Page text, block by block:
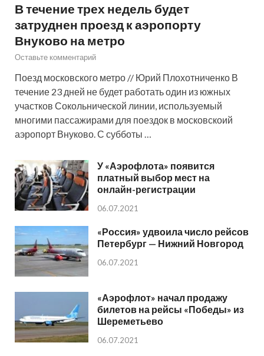
В течение трех недель будет
затруднен проезд к аэропорту
Внуково на метро
Оставьте комментарий
Поезд московского метро // Юрий Плохотниченко В
течение 23 дней не будет работать один из южных
участков Сокольнической линии, используемый
многими пассажирами для поездок в московскоий
аэропорт Внуково. С субботы …
У «Аэрофлота» появится
платный выбор мест на
онлайн-регистрации
06.07.2021
«Россия» удвоила число рейсов
Петербург — Нижний Новгород
06.07.2021
«Аэрофлот» начал продажу
билетов на рейсы «Победы» из
Шереметьево
06.07.2021